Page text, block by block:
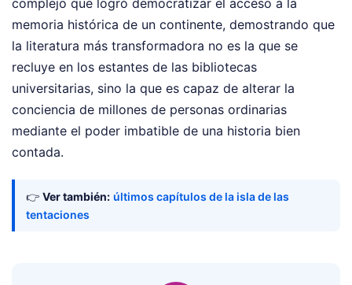
complejo que logró democratizar el acceso a la
memoria histórica de un continente, demostrando que
la literatura más transformadora no es la que se
recluye en los estantes de las bibliotecas
universitarias, sino la que es capaz de alterar la
conciencia de millones de personas ordinarias
mediante el poder imbatible de una historia bien
contada.
👉 Ver también: últimos capítulos de la isla de las
tentaciones